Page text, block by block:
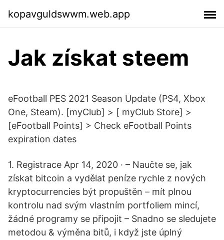
kopavguldswwm.web.app
Jak získat steem
eFootball PES 2021 Season Update (PS4, Xbox
One, Steam). [myClub] > [ myClub Store] >
[eFootball Points] > Check eFootball Points
expiration dates
1. Registrace Apr 14, 2020 · – Naučte se, jak
získat bitcoin a vydělat peníze rychle z nových
kryptocurrencies být propuštěn – mít plnou
kontrolu nad svým vlastním portfoliem mincí,
žádné programy se připojit – Snadno se sledujete
metodou & výměna bitů, i když jste úplný